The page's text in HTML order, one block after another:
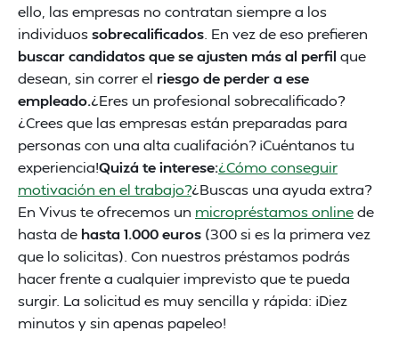
ello, las empresas no contratan siempre a los
individuossobrecalificados . En vez de eso prefieren
buscar candidatos que se ajusten más al perfil que
desean, sin correr el riesgo de perder a ese
empleado.¿Eres un profesional sobrecalificado?
¿Crees que las empresas están preparadas para
personas con una alta cualifación? ¡Cuéntanos tu
experiencia!Quizá te interese:¿Cómo conseguir
motivación en el trabajo?¿Buscas una ayuda extra?
En Vivus te ofrecemos un micropréstamos onlinede
hasta de hasta 1.000 euros (300 si es la primera vez
que lo solicitas). Con nuestros préstamos podrás
hacer frente a cualquier imprevisto que te pueda
surgir. La solicitud es muy sencilla y rápida: ¡Diez
minutos y sin apenas papeleo!